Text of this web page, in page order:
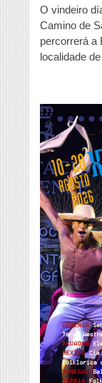
O vindeiro
Camino de
percorrerá a
localidade